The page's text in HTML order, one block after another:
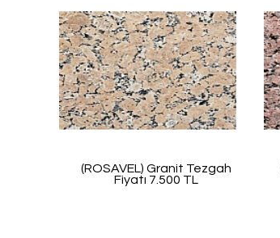
(ROSAVEL) Granit Tezgah
Fiyatı 7.500 TL